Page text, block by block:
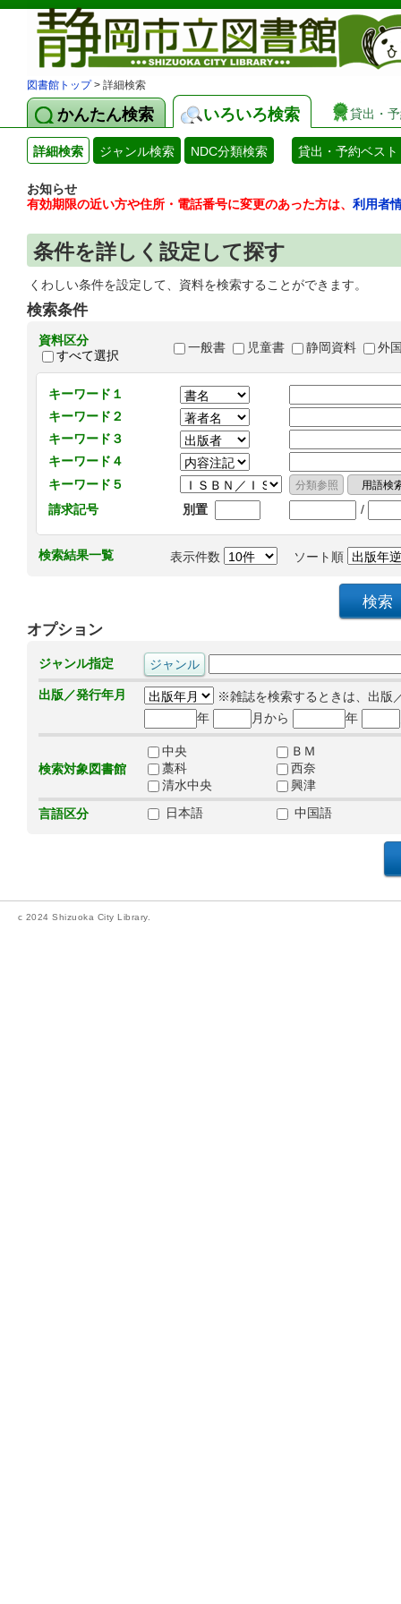
図書館トップ> 詳細検索
かんたん検索 いろいろ検索 貸出・
詳細検索 ジャンル検索 NDC分類検索 貸出・予約ベスト
お知らせ
有効期限の近い方や住所・電話番号に変更のあった方は、 利用者
条件を詳しく設定して探す
くわしい条件を設定して、資料を検索することができます。
検索条件
資料区分
すべて選択
一般書 児童書 静岡資料 外
キーワード１
キーワード２
キーワード３
キーワード４
キーワード５
請求記号
別置 /
検索結果一覧 表示件数 ソート順
オプション
ジャンル指定
出版／発行年月
※雑誌を検索するときは、出版
年
月から 年
検索対象図書館
中央
ＢＭ
藁科
西奈
清水中央
興津
言語区分
日本語 中国語
c 2024 Shizuoka City Library.